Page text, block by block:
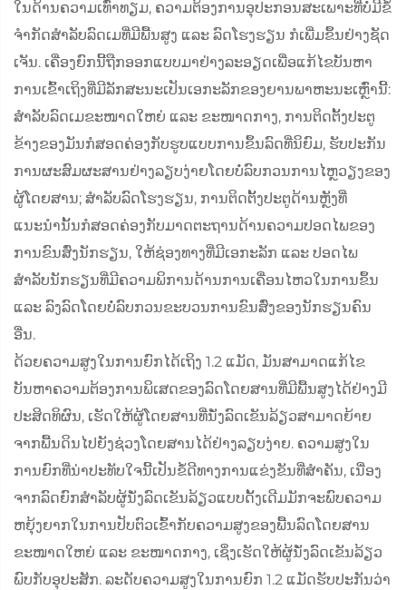
ໃນດ້ານຄວາມເທົ່າທຽມ, ຄວາມຕ້ອງການອຸປະກອນສະເພາະທີ່ບໍ່ມີຂໍ້
ຈຳກັດສຳລັບລົດເມທີ່ມີພື້ນສູງ ແລະ ລົດໂຮງຮຽນ ກໍເພີ່ມຂຶ້ນຢ່າງຊັດ
ເຈັນ. ເຄື່ອງຍົກນີ້ຖືກອອກແບບມາຢ່າງລະອຽດເພື່ອແກ້ໄຂບັນຫາ
ການເຂົ້າເຖິງທີ່ມີລັກສະນະເປັນເອກະລັກຂອງຍານພາຫະນະເຫຼົ່ານີ້:
ສຳລັບລົດເມຂະໜາດໃຫຍ່ ແລະ ຂະໜາດກາງ, ການຕິດຕັ້ງປະຕູ
ຂ້າງຂອງມັນກໍສອດຄ່ອງກັບຮູບແບບການຂຶ້ນລົດທີ່ນິຍົມ, ຮັບປະກັນ
ການຜະສົມຜະສານຢ່າງລຽບງ່າຍໂດຍບໍ່ລົບກວນການໄຫຼວຽງຂອງ
ຜູ້ໂດຍສານ; ສຳລັບລົດໂຮງຮຽນ, ການຕິດຕັ້ງປະຕູດ້ານຫຼັງທີ່
ແນະນຳນັ້ນກໍສອດຄ່ອງກັບມາດຕະຖານດ້ານຄວາມປອດໄພຂອງ
ການຂົນສົ່ງນັກຮຽນ, ໃຫ້ຊ່ອງທາງທີ່ມີເອກະລັກ ແລະ ປອດໄພ
ສຳລັບນັກຮຽນທີ່ມີຄວາມພິການດ້ານການເຄື່ອນໄຫວໃນການຂຶ້ນ
ແລະ ລົງລົດໂດຍບໍ່ລົບກວນຂະບວນການຂົນສົ່ງຂອງນັກຮຽນຄົນ
ອື່ນ.
ດ້ວຍຄວາມສູງໃນການຍົກໄດ້ເຖິງ 1.2 ແມັດ, ມັນສາມາດແກ້ໄຂ
ບັນຫາຄວາມຕ້ອງການພິເສດຂອງລົດໂດຍສານທີ່ມີພື້ນສູງໄດ້ຢ່າງມີ
ປະສິດທິຜົນ, ເຮັດໃຫ້ຜູ້ໂດຍສານທີ່ນັ່ງລົດເຂັນລ້ຽວສາມາດຍ້າຍ
ຈາກພື້ນດິນໄປຍັງຊ່ວງໂດຍສານໄດ້ຢ່າງລຽບງ່າຍ. ຄວາມສູງໃນ
ການຍົກທີ່ນ່າປະທັບໃຈນີ້ເປັນຂໍ້ດີທາງການແຂ່ງຂັນທີ່ສຳຄັນ, ເນື່ອງ
ຈາກລົດຍົກສຳລັບຜູ້ນັ່ງລົດເຂັນລ້ຽວແບບດັ້ງເດີມມັກຈະພົບຄວາມ
ຫຍຸ້ງຍາກໃນການປັບຕົວເຂົ້າກັບຄວາມສູງຂອງພື້ນລົດໂດຍສານ
ຂະໜາດໃຫຍ່ ແລະ ຂະໜາດກາງ, ເຊິ່ງເຮັດໃຫ້ຜູ້ນັ່ງລົດເຂັນລ້ຽວ
ພົບກັບອຸປະສັກ. ລະດັບຄວາມສູງໃນການຍົກ 1.2 ແມັດຮັບປະກັນວ່າ